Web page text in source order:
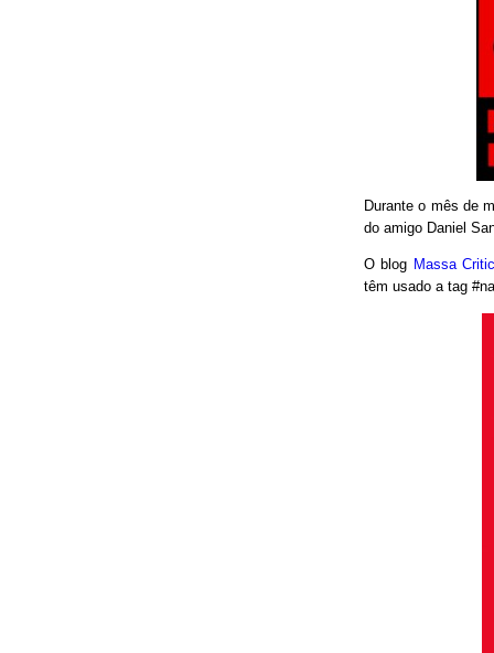
Durante o mês de
do amigo Daniel
O blog Massa
têm usado a tag